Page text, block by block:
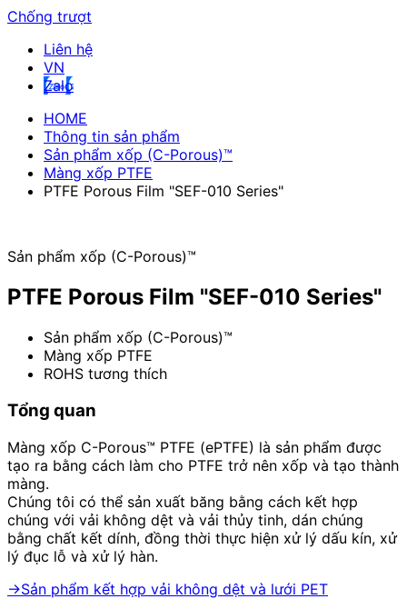
Chống trượt
Liên hệ
Zalo
HOME
Thông tin sản phẩm
Sản phẩm xốp (C-Porous)™
Màng xốp PTFE
PTFE Porous Film "SEF-010 Series"
Sản phẩm xốp (C-Porous)™
PTFE Porous Film "SEF-010 Series"
Sản phẩm xốp (C-Porous)™
Màng xốp PTFE
ROHS tương thích
Tổng quan
Màng xốp C-Porous™ PTFE (ePTFE) là sản phẩm được
tạo ra bằng cách làm cho PTFE trở nên xốp và tạo thành
màng.
Chúng tôi có thể sản xuất băng bằng cách kết hợp
chúng với vải không dệt và vải thủy tinh, dán chúng
bằng chất kết dính, đồng thời thực hiện xử lý dấu kín, xử
lý đục lỗ và xử lý hàn.
→Sản phẩm kết hợp vải không dệt và lưới PET